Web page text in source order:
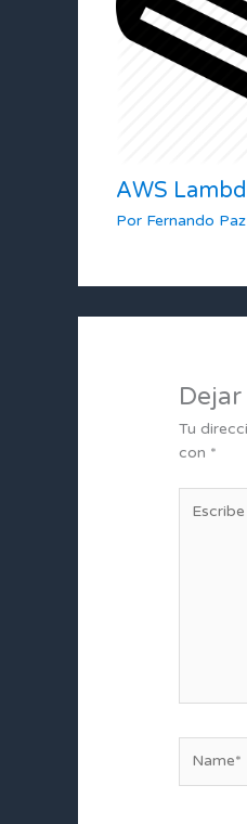
AWS
Por Fernando Paz
Tu
con *
aquí...